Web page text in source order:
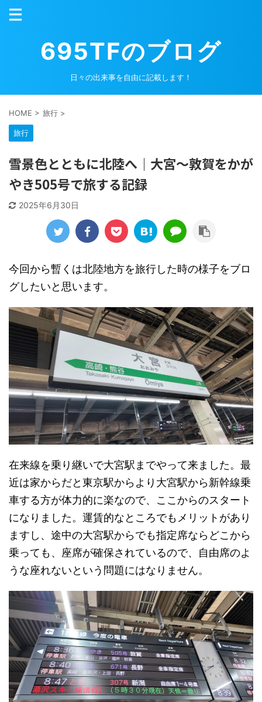
695TFのブログ
日々の出来事を自由に記載します！
HOME > 旅行 >
旅行
雪景色とともに北陸へ｜大宮〜敦賀をかが
やき505号で旅する記録
2025年6月30日
今回から暫くは北陸地方を旅行した時の様子をブロ
グしたいと思います。
在来線を乗り継いで大宮駅までやって来ました。最
近は家からだと東京駅からより大宮駅から新幹線乗
車する方が体力的に楽なので、ここからのスタート
になりました。運賃的なところでもメリットがあり
ますし、途中の大宮駅からでも指定席ならどこから
乗っても、座席が確保されているので、自由席のよ
うな座れないという問題にはなりません。